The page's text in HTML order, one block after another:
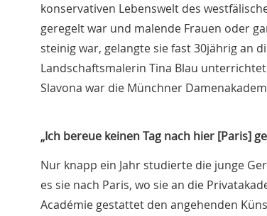
konservativen Lebenswelt des
geregelt war und malende Frauen oder
steinig war, gelangte sie fast 30jährig an
Landschaftsmalerin Tina Blau
Slavona war die Münchner
„Ich bereue keinen Tag nach hier [Paris]
Nur knapp ein Jahr studierte die junge
es sie nach Paris, wo sie an die
Académie gestattet den angehenden